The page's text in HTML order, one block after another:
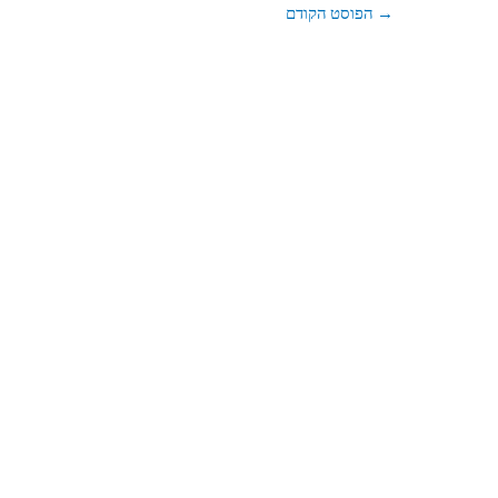
→ הפוסט הקודם